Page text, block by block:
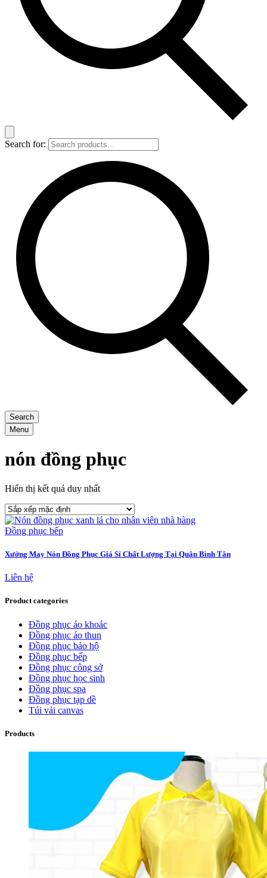
Search for:
Search
Menu
nón đồng phục
Hiển thị kết quả duy nhất
Đồng phục bếp
Xưởng May Nón Đồng Phục Giá Sỉ Chất Lượng Tại Quận Bình Tân
Liên hệ
Product categories
Đồng phục áo khoác
Đồng phục áo thun
Đồng phục bảo hộ
Đồng phục bếp
Đồng phục công sở
Đồng phục học sinh
Đồng phục spa
Đồng phục tạp dề
Túi vải canvas
Products